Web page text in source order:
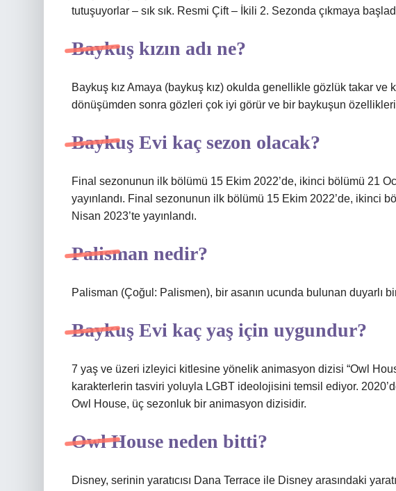
tutuşuyorlar – sık sık. Resmi Çift – İkili 2. Sezonda çıkmaya
Baykuş kızın adı ne?
Baykuş kız Amaya (baykuş kız) okulda genellikle gözlük takar ve
dönüşümden sonra gözleri çok iyi görür ve bir baykuşun
Baykuş Evi kaç sezon olacak?
Final sezonunun ilk bölümü 15 Ekim 2022’de, ikinci bölümü 21
yayınlandı. Final sezonunun ilk bölümü 15 Ekim 2022’de, ikinci
Nisan 2023’te yayınlandı.
Palisman nedir?
Palisman (Çoğul: Palismen), bir asanın ucunda bulunan duyarlı
Baykuş Evi kaç yaş için uygundur?
7 yaş ve üzeri izleyici kitlesine yönelik animasyon dizisi “Owl
karakterlerin tasviri yoluyla LGBT ideolojisini temsil ediyor.
Owl House, üç sezonluk bir animasyon dizisidir.
Owl House neden bitti?
Disney, serinin yaratıcısı Dana Terrace ile Disney arasındaki